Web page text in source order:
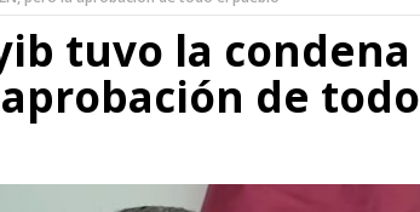
tuvo la condena
de todo